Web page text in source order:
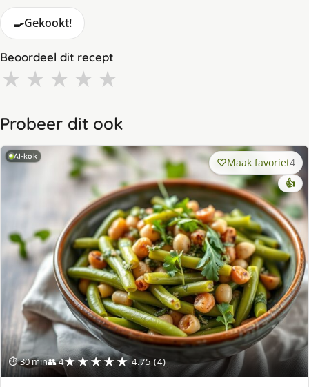
🍳Gekookt!
Beoordeel dit recept
★ ★ ★ ★ ★
Probeer dit ook
AI-kok
⏱ 30 min👥 4★★★★★ 4.75 (4)
Maak favoriet4
👍